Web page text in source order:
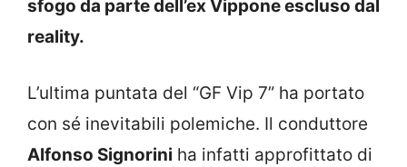
sfogo da parte dell’ex Vippone escluso dal
reality.
L’ultima puntata del “GF Vip 7” ha portato
con sé inevitabili polemiche. Il conduttore
Alfonso Signorini ha infatti approfittato di